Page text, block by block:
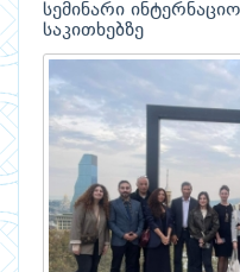
სემინარი
საკითხებზე